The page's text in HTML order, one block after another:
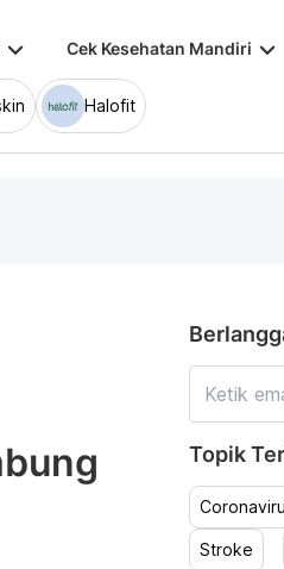
keyboard_arrow_down Cek Kesehatan Mandiri keyboard_arrow_down
Halofit
Topik
Stroke